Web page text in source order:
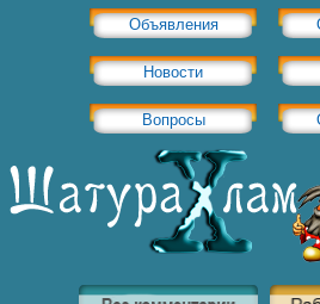
Объявления
Новости
Вопросы